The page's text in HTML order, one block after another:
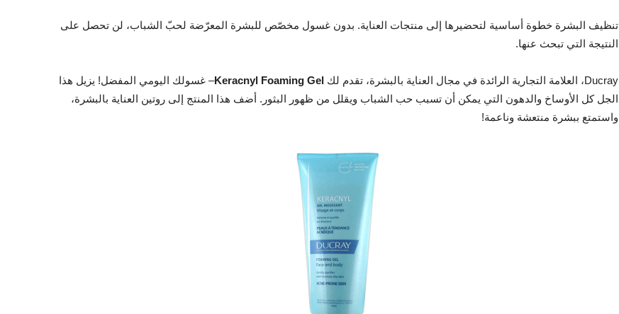
تنظيف البشرة خطوة أساسية لتحضيرها إلى منتجات العناية. بدون غسول مخصّص للبشرة المعرّضة لحبّ الشباب، لن تحصل على
النتيجة التي تبحث عنها.
Ducray، العلامة التجارية الرائدة في مجال العناية بالبشرة، تقدم لك Keracnyl Foaming Gel– غسولك اليومي المفضل! يزيل هذا
الجل كل الأوساخ والدهون التي يمكن أن تسبب حب الشباب ويقلل من ظهور البثور. أضف هذا المنتج إلى روتين العناية بالبشرة،
واستمتع ببشرة منتعشة وناعمة!